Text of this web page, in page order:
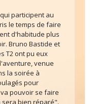
participent au
le temps de faire
d'habitude plus
Bruno Bastide et
T2 ont pu eux
venue
la soirée à
pour
pouvoir se faire
bien réparé".